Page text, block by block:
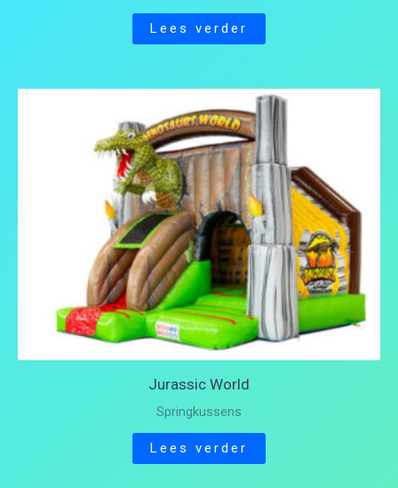
Lees verder
Jurassic World
Springkussens
Lees verder